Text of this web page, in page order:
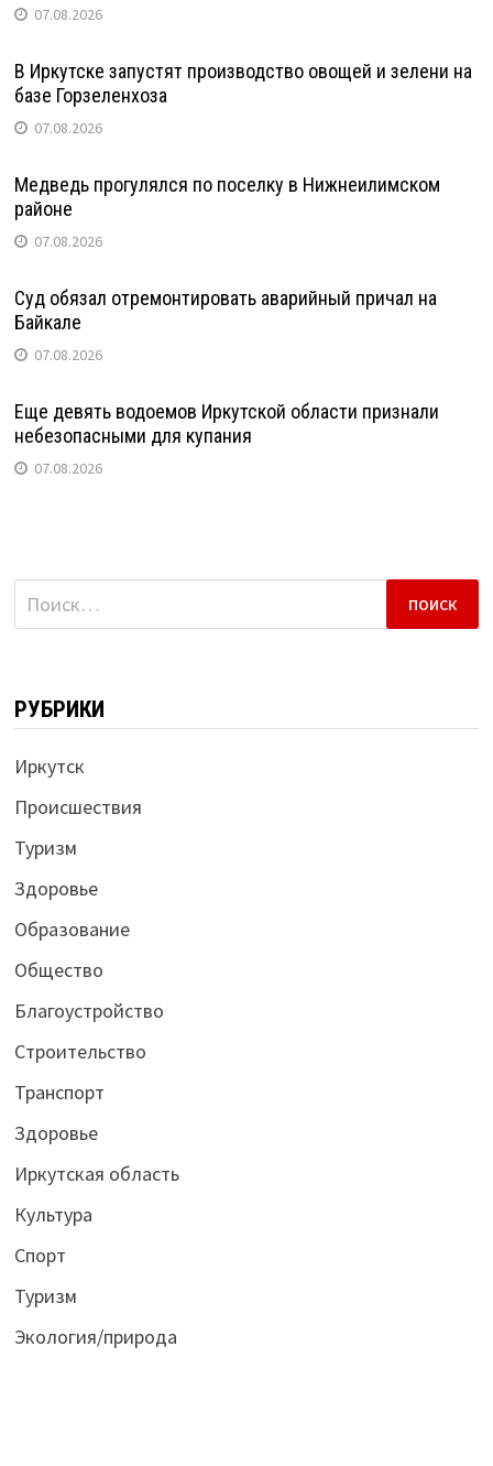
07.08.2026
В Иркутске запустят производство овощей и зелени на
базе Горзеленхоза
07.08.2026
Медведь прогулялся по поселку в Нижнеилимском
районе
07.08.2026
Суд обязал отремонтировать аварийный причал на
Байкале
07.08.2026
Еще девять водоемов Иркутской области признали
небезопасными для купания
07.08.2026
Найти:
РУБРИКИ
Иркутск
Происшествия
Туризм
Здоровье
Образование
Общество
Благоустройство
Строительство
Транспорт
Здоровье
Иркутская область
Культура
Спорт
Туризм
Экология/природа